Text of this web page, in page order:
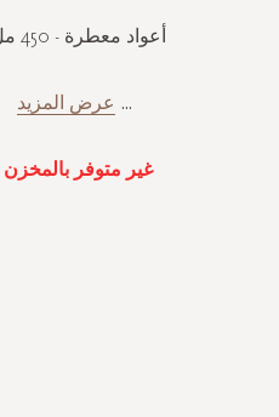
أعواد معطرة - 450 مل
... عرض المزيد
غير متوفر بالمخزن